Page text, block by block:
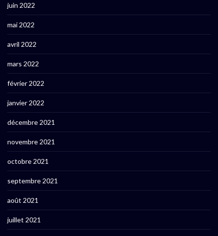
juin 2022
mai 2022
avril 2022
mars 2022
février 2022
janvier 2022
décembre 2021
novembre 2021
octobre 2021
septembre 2021
août 2021
juillet 2021